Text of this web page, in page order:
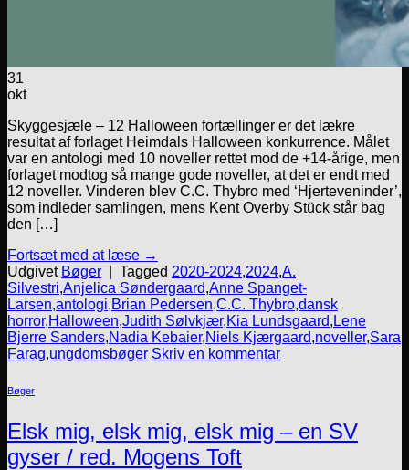
31
okt
Skyggesjæle – 12 Halloween fortællinger er det lækre
resultat af forlaget Heimdals Halloween konkurrence. Målet
var en antologi med 10 noveller rettet mod de +14-årige, men
forlaget modtog så mange gode noveller, at det er endt med
12 noveller. Vinderen blev C.C. Thybro med ‘Hjerteveninder’,
som indleder samlingen, mens Kent Overby Stück står bag
den […]
Fortsæt med at læse →
Udgivet Bøger Tagged 2020-2024,2024,A.
Silvestri,Anjelica Søndergaard,Anne Spanget-
Larsen,antologi,Brian Pedersen,C.C. Thybro,dansk
horror,Halloween,Judith Sølvkjær,Kia Lundsgaard, Lene
Bjerre Sanders,Nadia Kebaier,Niels Kjærgaard,noveller,Sara
Farag,ungdomsbøger Skriv en kommentar
Bøger
Elsk mig, elsk mig, elsk mig – en SV
gyser / red. Mogens Toft